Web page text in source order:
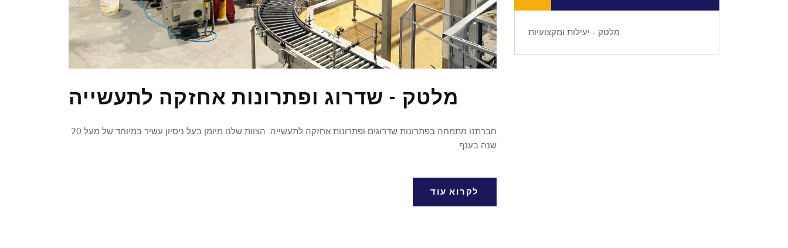
מלטק - שדרוג ופתרונות אחזקה לתעשייה
חברתנו מתמחה בפתרונות שדרוגים ופתרונות אחזקה לתעשייה. הצוות שלנו מיומן בעל ניסיון עשיר במיוחד של מעל 20
שנה בענף.
לקרוא עוד
מלטק - יעילות ומקצועיות